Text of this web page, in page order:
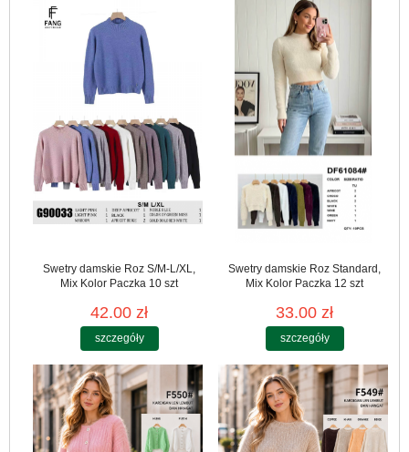
Swetry damskie Roz S/M-L/XL,
Mix Kolor Paczka 10 szt
42.00 zł
szczegóły
Swetry damskie Roz Standard,
Mix Kolor Paczka 12 szt
33.00 zł
szczegóły